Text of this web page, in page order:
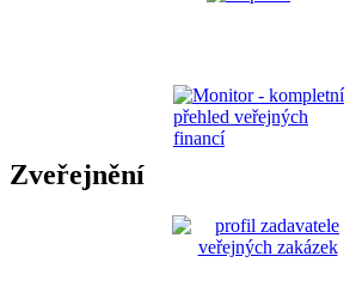
Zveřejnění